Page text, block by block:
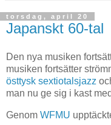
torsdag, april 20
Japanskt 60-tal
Den nya musiken
musiken fortsätter
östtysk sextiotalsjazz
man nu ge sig i kast
Genom WFMU